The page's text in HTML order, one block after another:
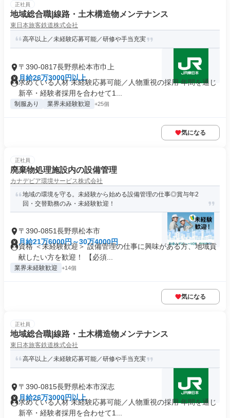
正社員
地域総合職|線路・土木構造物メンテナンス
東日本旅客鉄道株式会社
高卒以上／未経験応募可能／研修や手当充実
〒390-0817長野県松本市巾上
月給26万3000円以上
求めている人材 未経験応募可能／人物重視の採用 年間を通じ
新卒・経験者採用を合わせて1...
制服あり 業界未経験歓迎 +25個
気になる
正社員
廃棄物処理施設内の設備管理
カナデビア環境サービス株式会社
地域の環境を守る。未経験から始める設備管理の仕事◎賞与年2
回・交替勤務のみ・未経験歓迎！
〒390-0851長野県松本市
月給21万6000円～30万4000円
資格 ＜未経験歓迎＞ 設備管理の仕事に興味がある方、地域貢
献したい方を歓迎！ 【必須...
業界未経験歓迎 +14個
気になる
正社員
地域総合職|線路・土木構造物メンテナンス
東日本旅客鉄道株式会社
高卒以上／未経験応募可能／研修や手当充実
〒390-0815長野県松本市深志
月給26万3000円以上
求めている人材 未経験応募可能／人物重視の採用 年間を通じ
新卒・経験者採用を合わせて1...